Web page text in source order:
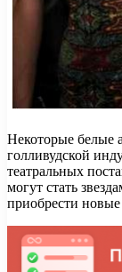
Некоторые белые
голливудской
театральных
могут стать
приобрести